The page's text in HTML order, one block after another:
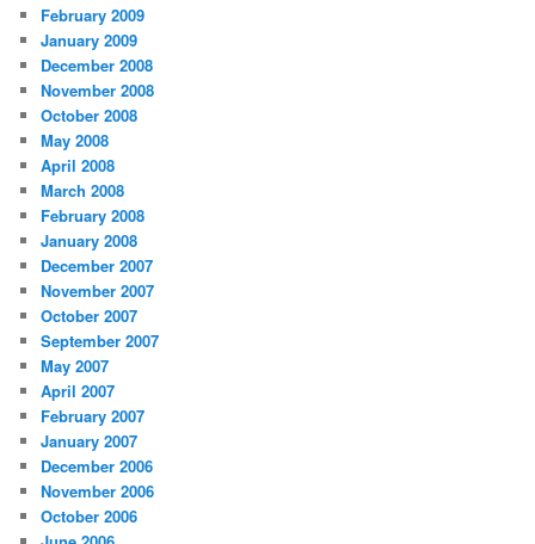
February 2009
January 2009
December 2008
November 2008
October 2008
May 2008
April 2008
March 2008
February 2008
January 2008
December 2007
November 2007
October 2007
September 2007
May 2007
April 2007
February 2007
January 2007
December 2006
November 2006
October 2006